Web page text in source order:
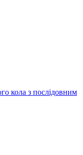
кола з послідовним